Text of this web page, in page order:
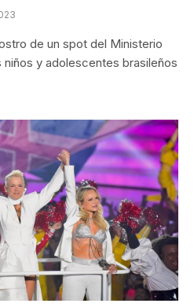
de un spot del Ministerio
niños y adolescentes brasileños